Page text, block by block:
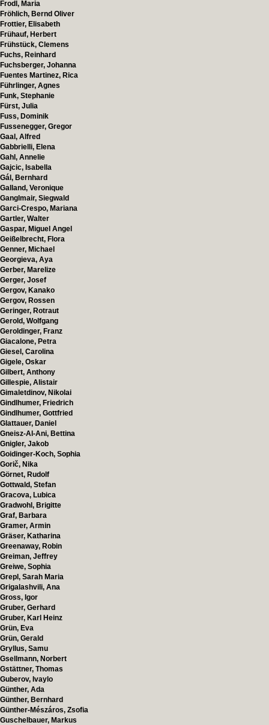
Frodl, Maria
Fröhlich, Bernd Oliver
Frottier, Elisabeth
Frühauf, Herbert
Frühstück, Clemens
Fuchs, Reinhard
Fuchsberger, Johanna
Fuentes Martinez, Rica
Führlinger, Agnes
Funk, Stephanie
Fürst, Julia
Fuss, Dominik
Fussenegger, Gregor
Gaal, Alfred
Gabbrielli, Elena
Gahl, Annelie
Gajcic, Isabella
Gál, Bernhard
Galland, Veronique
Ganglmair, Siegwald
Garci-Crespo, Mariana
Gartler, Walter
Gaspar, Miguel Angel
Geißelbrecht, Flora
Genner, Michael
Georgieva, Aya
Gerber, Marelize
Gerger, Josef
Gergov, Kanako
Gergov, Rossen
Geringer, Rotraut
Gerold, Wolfgang
Geroldinger, Franz
Giacalone, Petra
Giesel, Carolina
Gigele, Oskar
Gilbert, Anthony
Gillespie, Alistair
Gimaletdinov, Nikolai
Gindlhumer, Friedrich
Gindlhumer, Gottfried
Glattauer, Daniel
Gneisz-Al-Ani, Bettina
Gnigler, Jakob
Goidinger-Koch, Sophia
Gorič, Nika
Görnet, Rudolf
Gottwald, Stefan
Gracova, Lubica
Gradwohl, Brigitte
Graf, Barbara
Gramer, Armin
Gräser, Katharina
Greenaway, Robin
Greiman, Jeffrey
Greiwe, Sophia
Grepl, Sarah Maria
Grigalashvili, Ana
Gross, Igor
Gruber, Gerhard
Gruber, Karl Heinz
Grün, Eva
Grün, Gerald
Gryllus, Samu
Gsellmann, Norbert
Gstättner, Thomas
Guberov, Ivaylo
Günther, Ada
Günther, Bernhard
Günther-Mészáros, Zsofia
Guschelbauer, Markus